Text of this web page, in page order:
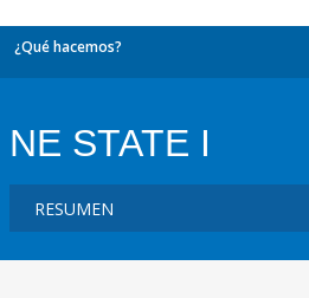
¿Qué hacemos?
NE STATE I